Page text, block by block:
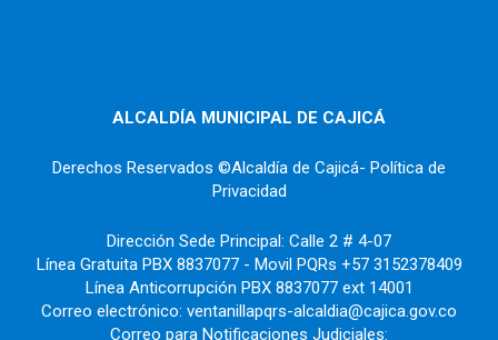
ALCALDÍA MUNICIPAL DE CAJICÁ
Derechos Reservados ©Alcaldía de Cajicá- Política de
Privacidad
Dirección Sede Principal: Calle 2 # 4-07
Línea Gratuita PBX 8837077 - Movil PQRs +57 3152378409
Línea Anticorrupción PBX 8837077 ext 14001
Correo electrónico: ventanillapqrs-alcaldia@cajica.gov.co
Correo para Notificaciones Judiciales: